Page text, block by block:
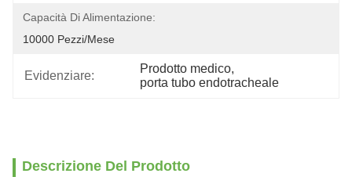
Capacità Di Alimentazione:
10000 Pezzi/mese
Evidenziare:
Prodotto medico,
porta tubo endotracheale
Descrizione Del Prodotto